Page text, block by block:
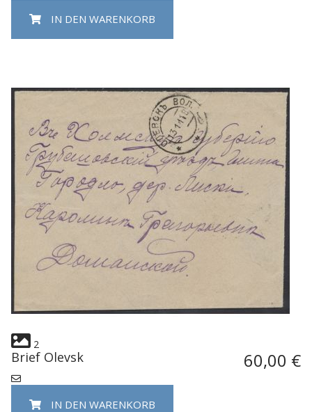
IN DEN WARENKORB
2
Brief Olevsk 60,00 €
IN DEN WARENKORB